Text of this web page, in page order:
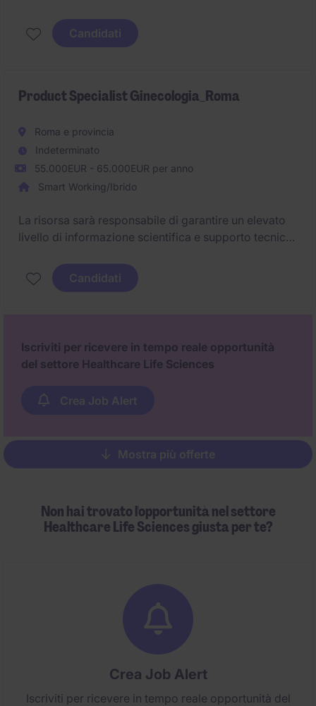
Siamo alla ricerca di un Account Manager che si
occuperà del Piemonte.
Candidati
Product Specialist Ginecologia_Roma
Roma e provincia
Indeterminato
55.000EUR - 65.000EUR per anno
Smart Working/Ibrido
La risorsa sarà responsabile di garantire un elevato
livello di informazione scientifica e supporto tecnico
collaborando con medici, farmacisti e altri
professionisti sanitari.
Candidati
Iscriviti per ricevere in tempo reale opportunità
del settore Healthcare Life Sciences
Crea Job Alert
Pagination
Mostra più offerte
Non hai trovato l'opportunità nel settore
Healthcare Life Sciences giusta per te?
Crea Job Alert
Iscriviti per ricevere in tempo reale opportunità del